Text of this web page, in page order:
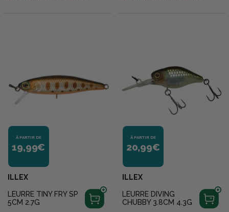
À PARTIR DE
19,99€
ILLEX
LEURRE TINY FRY SP
5CM 2.7G
À PARTIR DE
20,99€
ILLEX
LEURRE DIVING
CHUBBY 3.8CM 4.3G